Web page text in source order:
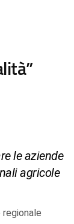
le aziende
agricole